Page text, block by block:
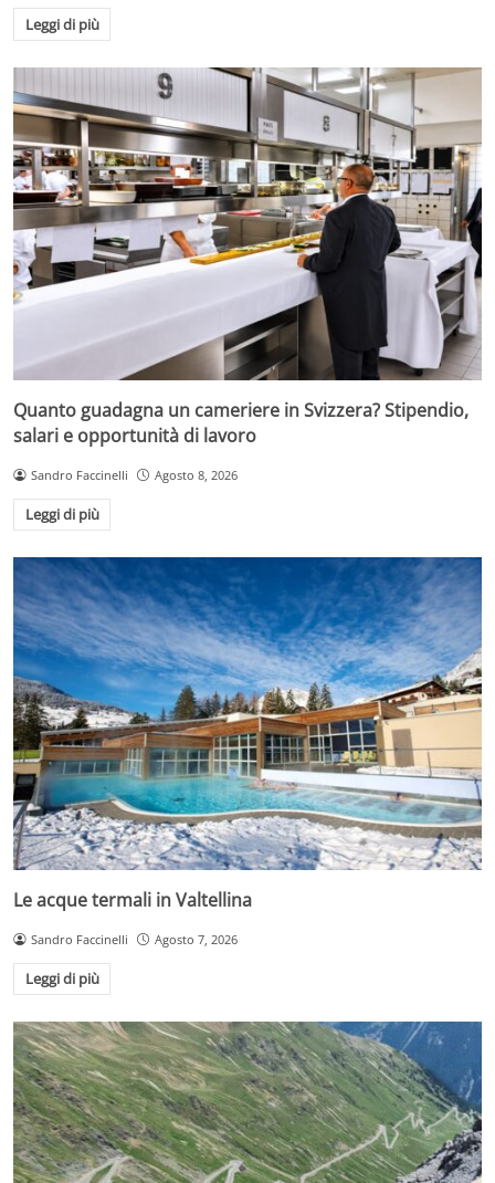
Leggi di più
Quanto guadagna un cameriere in Svizzera? Stipendio,
salari e opportunità di lavoro
Sandro Faccinelli Agosto 8, 2026
Leggi di più
Le acque termali in Valtellina
Sandro Faccinelli Agosto 7, 2026
Leggi di più